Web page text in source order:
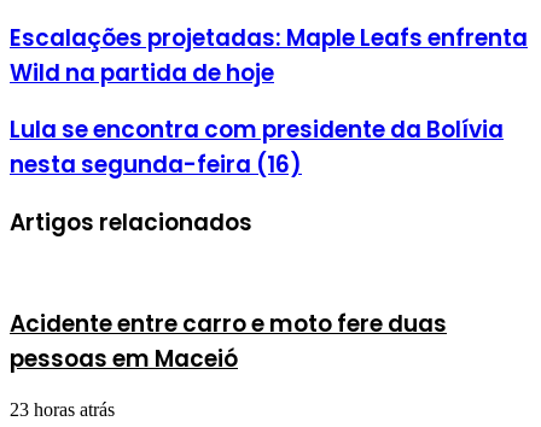
Escalações projetadas: Maple Leafs enfrenta
Wild na partida de hoje
Lula se encontra com presidente da Bolívia
nesta segunda-feira (16)
Artigos relacionados
Acidente entre carro e moto fere duas
pessoas em Maceió
23 horas atrás